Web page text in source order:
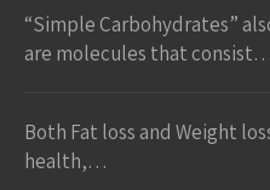
“Simple Carbohydrates”
are molecules that consist…
Both Fat loss and Weight
health,…